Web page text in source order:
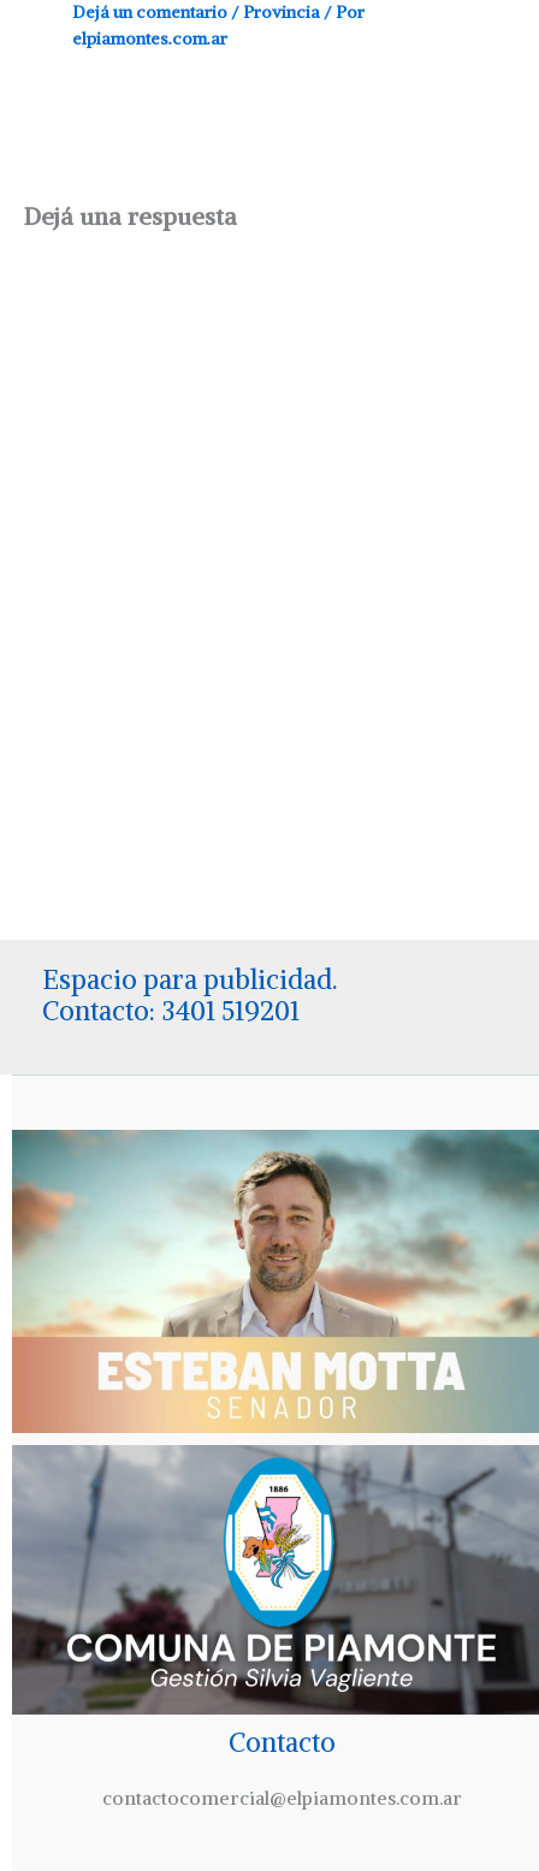
Dejá un comentario /Provincia / Por
elpiamontes.com.ar
Dejá una respuesta
Espacio para publicidad.
Contacto: 3401 519201
Contacto
contactocomercial@elpiamontes.com.ar